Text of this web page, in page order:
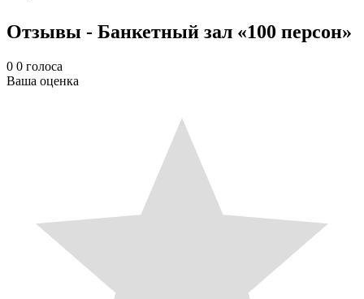
Отзывы - Банкетный зал «100 персон»
0 0 голоса
Ваша оценка